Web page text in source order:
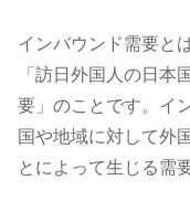
インバウンド需要と
「訪日外国人の日本
要」のことです。イ
国や地域に対して外
とによって生じる需